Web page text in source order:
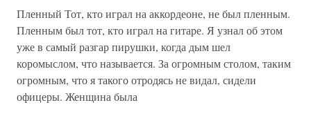
Пленный Тот, кто играл на аккордеоне, не был пленным.
Пленным был тот, кто играл на гитаре. Я узнал об этом
уже в самый разгар пирушки, когда дым шел
коромыслом, что называется. За огромным столом, таким
огромным, что я такого отродясь не видал, сидели
офицеры. Женщина была